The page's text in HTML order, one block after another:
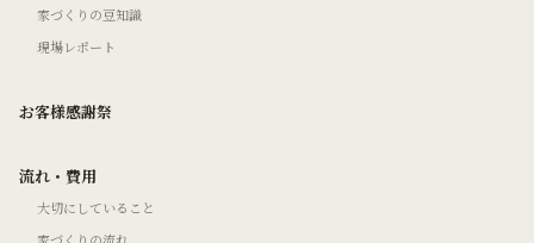
家づくりの豆知識
現場レポート
お客様感謝祭
流れ・費用
大切にしていること